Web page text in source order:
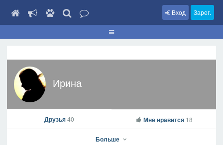
Вход Зарег.
Ирина
Друзья40 Мне нравится 18
Больше